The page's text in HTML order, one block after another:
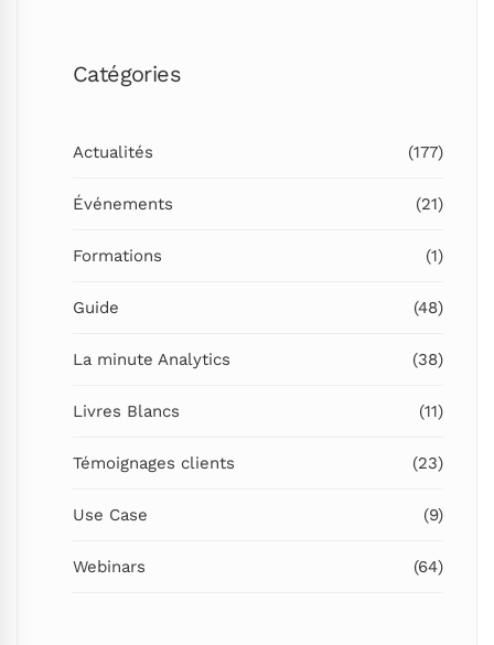
Catégories
Actualités (177)
Événements (21)
Formations (1)
Guide (48)
La minute Analytics (38)
Livres Blancs (11)
Témoignages clients (23)
Use Case (9)
Webinars (64)